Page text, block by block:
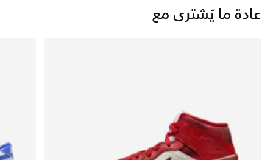
عادة ما يُشترى مع